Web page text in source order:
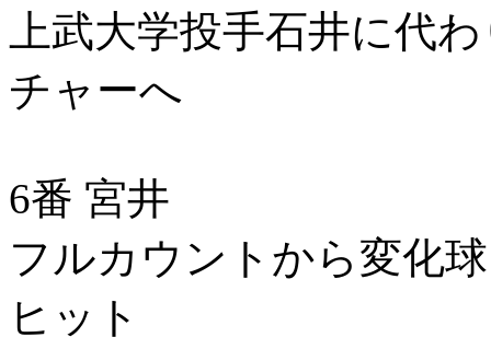
上武大学投手石井に代
チャーへ
6番 宮井
フルカウントから変化
ヒット